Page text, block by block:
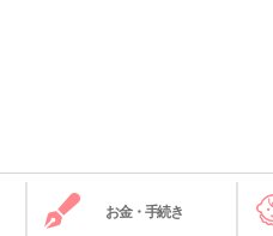
お金・手続き